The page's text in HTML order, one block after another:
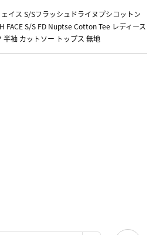
イス S/Sフラッシュドライヌプシコットン
FACE S/S FD Nuptse Cotton Tee レディース
袖 カットソー トップス 無地